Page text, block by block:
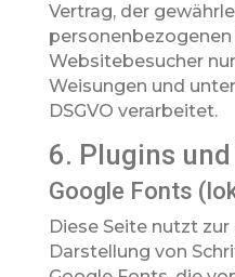
Vertrag, der
Websitebesucher
Weisungen und
DSGVO verarbeitet.
6. Plugins
Google Fonts
Diese Seite nutzt
Darstellung von